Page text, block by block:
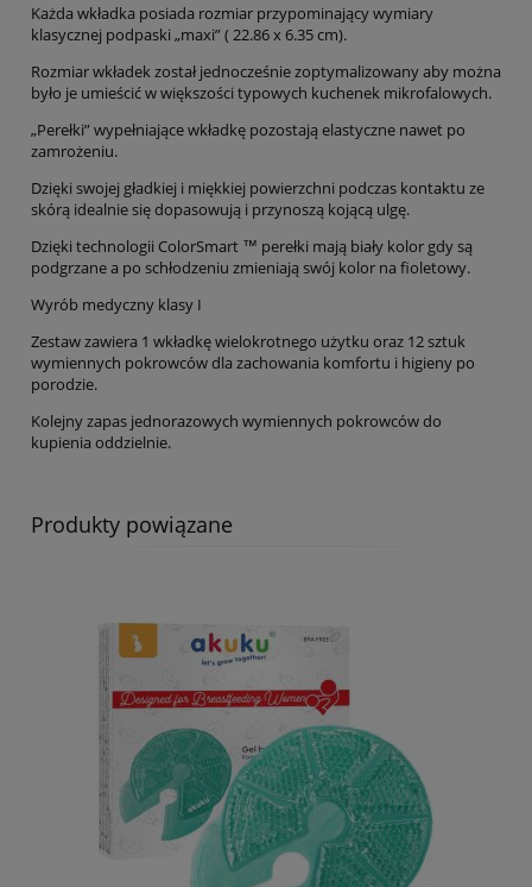
Każda wkładka posiada rozmiar przypominający wymiary
klasycznej podpaski „maxi” ( 22.86 x 6.35 cm).
Rozmiar wkładek został jednocześnie zoptymalizowany aby można
było je umieścić w większości typowych kuchenek mikrofalowych.
„Perełki” wypełniające wkładkę pozostają elastyczne nawet po
zamrożeniu.
Dzięki swojej gładkiej i miękkiej powierzchni podczas kontaktu ze
skórą idealnie się dopasowują i przynoszą kojącą ulgę.
Dzięki technologii ColorSmart ™ perełki mają biały kolor gdy są
podgrzane a po schłodzeniu zmieniają swój kolor na fioletowy.
Wyrób medyczny klasy I
Zestaw zawiera 1 wkładkę wielokrotnego użytku oraz 12 sztuk
wymiennych pokrowców dla zachowania komfortu i higieny po
porodzie.
Kolejny zapas jednorazowych wymiennych pokrowców do
kupienia oddzielnie.
Produkty powiązane